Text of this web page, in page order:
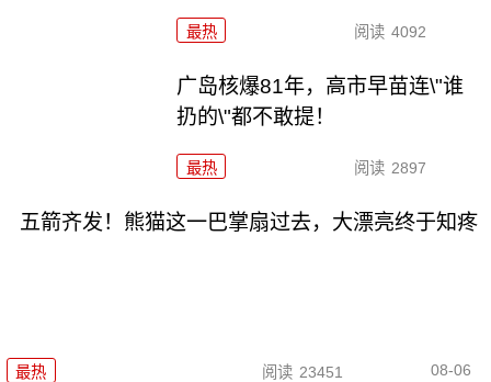
最热 阅读 4092
广岛核爆81年，高市早苗连\"谁
扔的\"都不敢提！
最热 阅读 2897
五箭齐发！熊猫这一巴掌扇过去，大漂亮终于知疼
最热 阅读 23451 08-06